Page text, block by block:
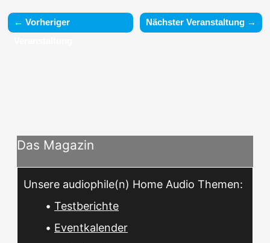
← Vorheriger
Nächster Veranstaltung →
Das Magazin
Unsere audiophile(n) Home Audio Themen:
• Testberichte
• Eventkalender